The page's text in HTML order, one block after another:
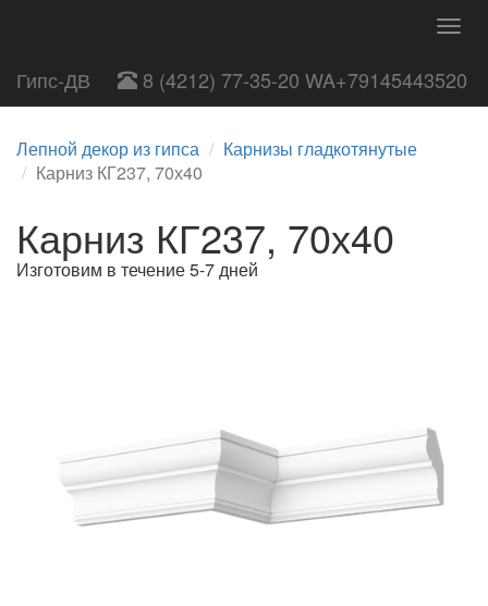
Гипс-ДВ 8 (4212) 77-35-20 WA+79145443520
Лепной декор из гипса
Карнизы гладкотянутые
Карниз КГ237, 70х40
Карниз КГ237, 70х40
Изготовим в течение 5-7 дней